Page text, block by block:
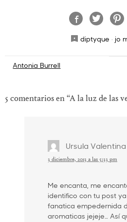
diptyque · jo
Navegación
entradas
Antonia Burrell
5 comentarios en “A la luz de las
Ursula Valentina
3 diciembre, 2013 a las 5:33 pm
Me encanta, me
identifico con tu post
fanatica empedernida
aromaticas jejeje… Así